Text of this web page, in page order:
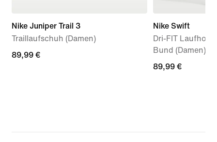
Nike Juniper Trail 3
Traillaufschuh (Damen)
89,99 €
89,99 €
Nike Swift
Dri-FIT
Bund (Damen)
89,99 €
89,99 €